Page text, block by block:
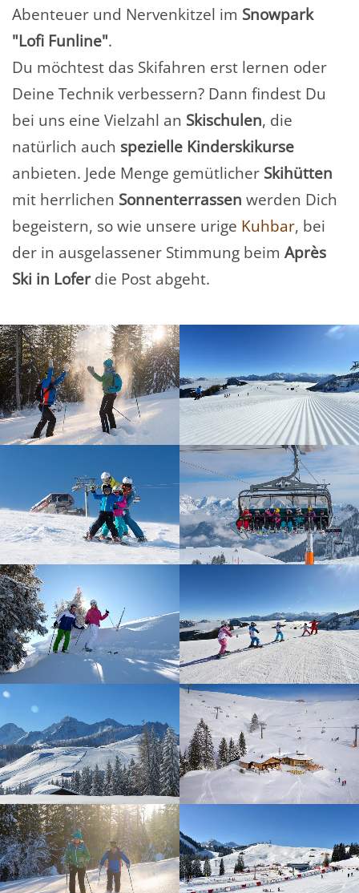
Abenteuer und Nervenkitzel im Snowpark
"Lofi Funline".
Du möchtest das Skifahren erst lernen oder
Deine Technik verbessern? Dann findest Du
bei uns eine Vielzahl an Skischulen, die
natürlich auch spezielle Kinderskikurse
anbieten. Jede Menge gemütlicher Skihütten
mit herrlichen Sonnenterrassen werden Dich
begeistern, so wie unsere urige Kuhbar, bei
der in ausgelassener Stimmung beim Après
Ski in Loferdie Post abgeht.